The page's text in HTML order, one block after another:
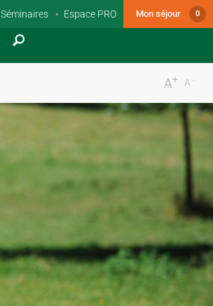
Séminaires Espace PRO Mon séjour 0
-
A
+
A